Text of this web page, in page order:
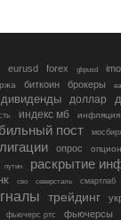
eurusd forex gbpusd
биткоин брокеры
дивиденды доллар
индекс мб
инфляция
пост
опрос
путин раскрытие
сво северсталь смартлаб
трейдинг
фьючерс ртс фьючерсы